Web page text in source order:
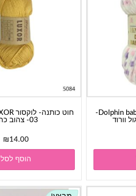
03- צהוב כהה
₪14.00
הוסף לסל
דולפין קולורס- Dolphin baby colors-